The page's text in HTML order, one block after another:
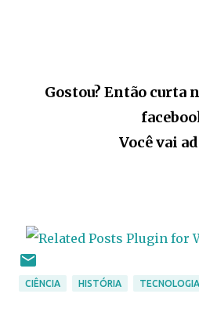
Gostou? Então curta
Você vai
CIÊNCIA HISTÓRIA TECNOLOGIA